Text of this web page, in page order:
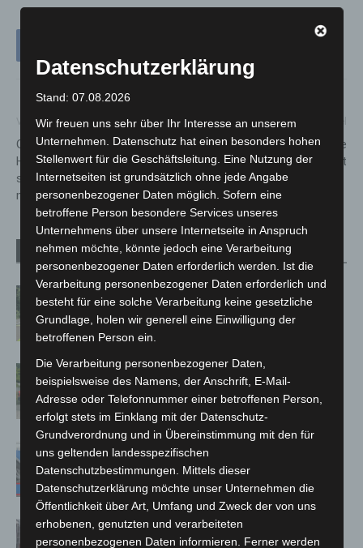
Vorheriger Artikel
Gut vorbereitet in die
Hitzesaison – Stadt Hannover
schützt Bevölkerungsgruppen
mit zahlreichen Maßnahmen
Nächster Artikel
Celle: Igel aus misslicher Lage
befreit
Verwandte Artikel Mehr vom Autor
Brand im „Haus der Begegnung“ in
Neuwarmbüchen schnell eingedämmt
Region Hannover: 21 neue
Notfallsanitäter starten beim Roten
Kreuz
Mann läuft mit Hockeyschläger über
A7 – Polizei sucht Zeugen
Celle: Mensch stirbt bei Bagger-Unfall
Datenschutzerklärung
Stand: 07.08.2026
Wir freuen uns sehr über Ihr Interesse an unserem
Unternehmen. Datenschutz hat einen besonders hohen
Stellenwert für die Geschäftsleitung. Eine Nutzung der
Internetseiten ist grundsätzlich ohne jede Angabe
personenbezogener Daten möglich. Sofern eine
betroffene Person besondere Services unseres
Unternehmens über unsere Internetseite in Anspruch
nehmen möchte, könnte jedoch eine Verarbeitung
personenbezogener Daten erforderlich werden. Ist die
Verarbeitung personenbezogener Daten erforderlich und
besteht für eine solche Verarbeitung keine gesetzliche
Grundlage, holen wir generell eine Einwilligung der
betroffenen Person ein.
Die Verarbeitung personenbezogener Daten,
beispielsweise des Namens, der Anschrift, E-Mail-
Adresse oder Telefonnummer einer betroffenen Person,
erfolgt stets im Einklang mit der Datenschutz-
Grundverordnung und in Übereinstimmung mit den für
uns geltenden landesspezifischen
Datenschutzbestimmungen. Mittels dieser
Datenschutzerklärung möchte unser Unternehmen die
Öffentlichkeit über Art, Umfang und Zweck der von uns
erhobenen, genutzten und verarbeiteten
personenbezogenen Daten informieren. Ferner werden